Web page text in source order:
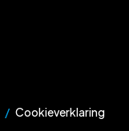
Cookieverklaring